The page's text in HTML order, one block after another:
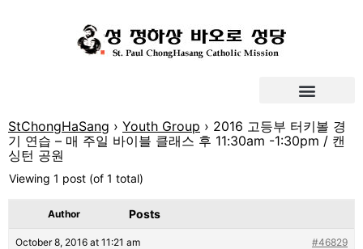
StChongHaSang › Youth Group › 2016 고등부 터키볼 경
기 연습 – 매 주일 바이블 클래스 후 11:30am -1:30pm / 캔
싱턴 공원
Viewing 1 post (of 1 total)
Author Posts
October 8, 2016 at 11:21 am #46829